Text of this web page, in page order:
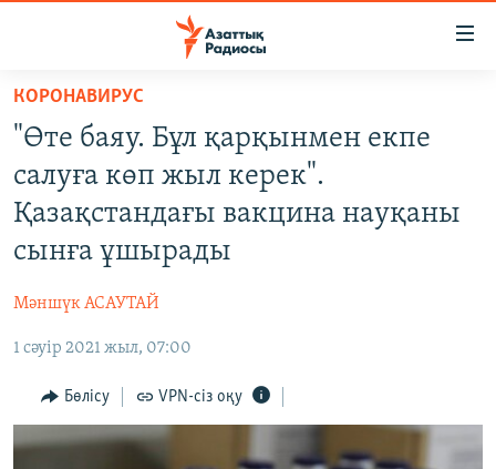
Skip
main
content
Skip
to
main
Skip
to
ЖАҢАЛЫҚТАР
AZATTYQTV
ӘЛЕУМЕТ
ӘЛЕМ
АРНАЙЫ ЖОБАЛАР
КОРОНАВИРУС
"Өте баяу. Бұл қарқынмен екпе
салуға көп жыл керек".
Қазақстандағы вакцина науқаны
сынға ұшырады
Мәншүк АСАУТАЙ
1 сәуір 2021 жыл, 07:00
Бөлісу VPN-сіз оқу